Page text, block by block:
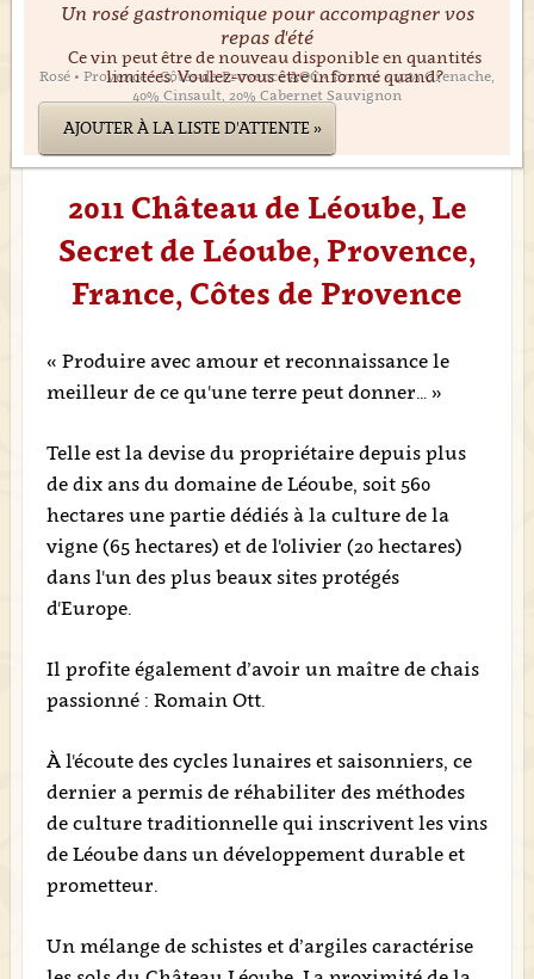
Un rosé gastronomique pour accompagner vos
repas d'été
Rosé • Provence • Côtes-de-Provence AOC • France • 40% Grenache,
40% Cinsault, 20% Cabernet Sauvignon
Ce vin peut être de nouveau disponible en quantités
limitées. Voulez-vous être informé quand?
AJOUTER À LA LISTE D'ATTENTE »
2011 Château de Léoube, Le
Secret de Léoube, Provence,
France, Côtes de Provence
« Produire avec amour et reconnaissance le
meilleur de ce qu'une terre peut donner… »
Telle est la devise du propriétaire depuis plus
de dix ans du domaine de Léoube, soit 560
hectares une partie dédiés à la culture de la
vigne (65 hectares) et de l'olivier (20 hectares)
dans l'un des plus beaux sites protégés
d'Europe.
Il profite également d’avoir un maître de chais
passionné : Romain Ott.
À l'écoute des cycles lunaires et saisonniers, ce
dernier a permis de réhabiliter des méthodes
de culture traditionnelle qui inscrivent les vins
de Léoube dans un développement durable et
prometteur.
Un mélange de schistes et d’argiles caractérise